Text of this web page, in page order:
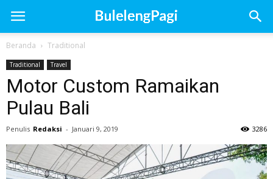
Beranda Traditional
Traditional Travel
Motor Custom Ramaikan
Pulau Bali
Penulis Redaksi - Januari 9, 2019 3286